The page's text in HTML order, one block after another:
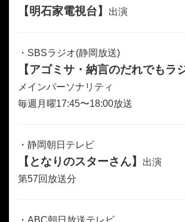
【明石家電視台】 出演
・SBSラジオ(静岡放送)
【アゴミサ・納言のだれでもラ
メインパーソナリティ
毎週月曜17:45〜18:00放送
・静岡朝日テレビ
【となりのスターさん】
出演
第57回放送分
・ABC朝日放送テレビ